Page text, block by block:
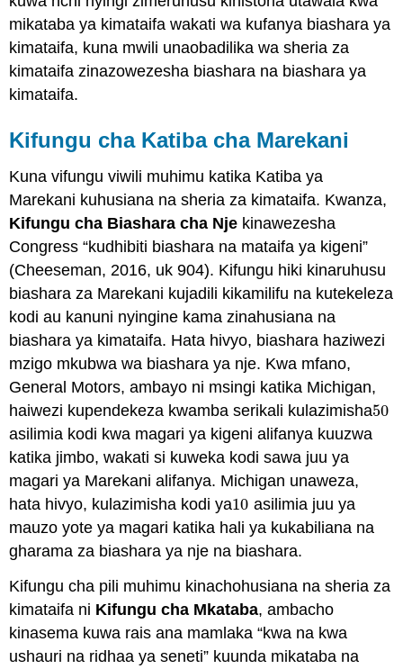
mikataba ya kimataifa wakati wa kufanya biashara ya
kimataifa, kuna mwili unaobadilika wa sheria za
kimataifa zinazowezesha biashara na biashara ya
kimataifa.
Kifungu cha Katiba cha Marekani
Kuna vifungu viwili muhimu katika Katiba ya
Marekani kuhusiana na sheria za kimataifa. Kwanza,
Kifungu cha Biashara cha Nje kinawezesha
Congress “kudhibiti biashara na mataifa ya kigeni”
(Cheeseman, 2016, uk 904). Kifungu hiki kinaruhusu
biashara za Marekani kujadili kikamilifu na kutekeleza
kodi au kanuni nyingine kama zinahusiana na
biashara ya kimataifa. Hata hivyo, biashara haziwezi
mzigo mkubwa wa biashara ya nje. Kwa mfano,
General Motors, ambayo ni msingi katika Michigan,
haiwezi kupendekeza kwamba serikali kulazimisha50
50
asilimia kodi kwa magari ya kigeni alifanya kuuzwa
katika jimbo, wakati si kuweka kodi sawa juu ya
magari ya Marekani alifanya. Michigan unaweza,
hata hivyo, kulazimisha kodi ya10
10 asilimia juu ya
mauzo yote ya magari katika hali ya kukabiliana na
gharama za biashara ya nje na biashara.
Kifungu cha pili muhimu kinachohusiana na sheria za
kimataifa ni Kifungu cha Mkataba, ambacho
kinasema kuwa rais ana mamlaka “kwa na kwa
ushauri na ridhaa ya seneti” kuunda mikataba na